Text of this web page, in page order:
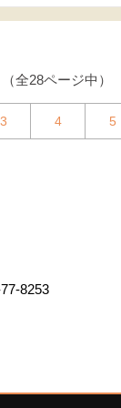
全28ページ中）
3 4 5
8253